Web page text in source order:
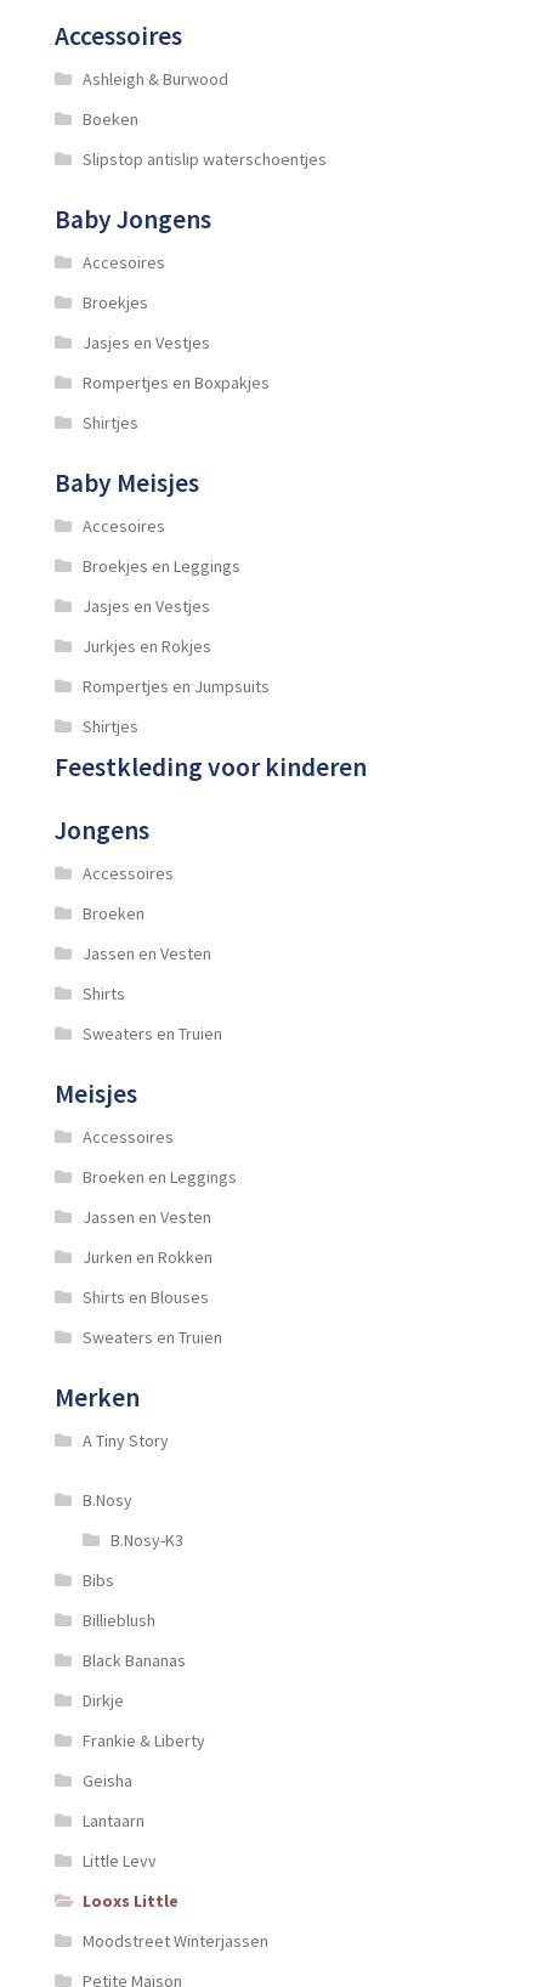
Accessoires
Ashleigh & Burwood
Boeken
Slipstop antislip waterschoentjes
Baby Jongens
Accesoires
Broekjes
Jasjes en Vestjes
Rompertjes en Boxpakjes
Shirtjes
Baby Meisjes
Accesoires
Broekjes en Leggings
Jasjes en Vestjes
Jurkjes en Rokjes
Rompertjes en Jumpsuits
Shirtjes
Feestkleding voor kinderen
Jongens
Accessoires
Broeken
Jassen en Vesten
Shirts
Sweaters en Truien
Meisjes
Accessoires
Broeken en Leggings
Jassen en Vesten
Jurken en Rokken
Shirts en Blouses
Sweaters en Truien
Merken
A Tiny Story
B.Nosy
B.Nosy-K3
Bibs
Billieblush
Black Bananas
Dirkje
Frankie & Liberty
Geisha
Lantaarn
Little Levv
Looxs Little
Moodstreet Winterjassen
Petite Maison